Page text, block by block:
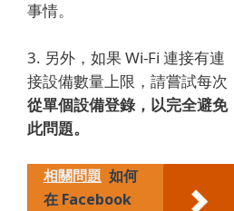
事情。
3. 另外，如果 Wi-Fi 連接有連
接設備數量上限，請嘗試每次
從單個設備登錄，以完全避免
此問題。
相關問題 如何
在 Facebook